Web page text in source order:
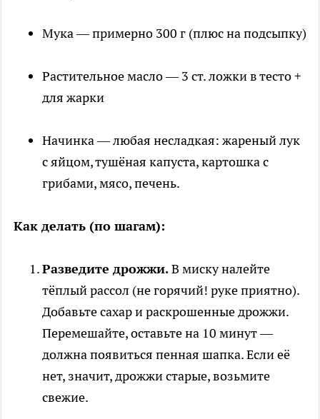
Мука — примерно 300 г (плюс на подсыпку)
Растительное масло — 3 ст. ложки в тесто +
для жарки
Начинка — любая несладкая: жареный лук
с яйцом, тушёная капуста, картошка с
грибами, мясо, печень.
Как делать (по шагам):
Разведите дрожжи.В миску налейте
тёплый рассол (не горячий! руке приятно).
Добавьте сахар и раскрошенные дрожжи.
Перемешайте, оставьте на 10 минут —
должна появиться пенная шапка. Если её
нет, значит, дрожжи старые, возьмите
свежие.